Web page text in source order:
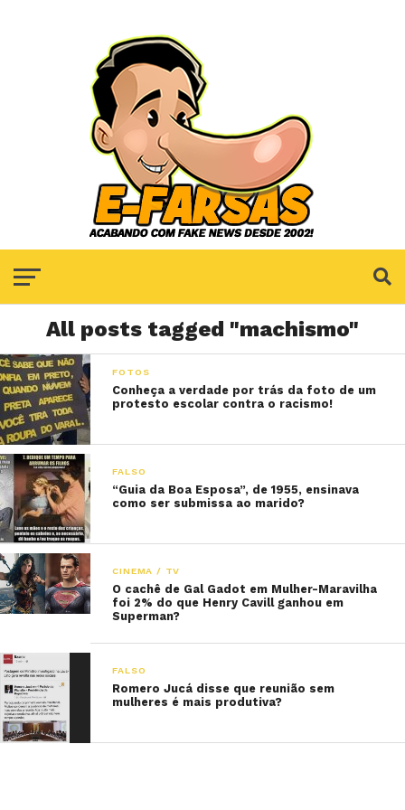
All posts tagged "machismo"
FOTOS
Conheça a verdade por trás da foto de um
protesto escolar contra o racismo!
FALSO
“Guia da Boa Esposa”, de 1955, ensinava
como ser submissa ao marido?
CINEMA / TV
O cachê de Gal Gadot em Mulher-Maravilha
foi 2% do que Henry Cavill ganhou em
Superman?
FALSO
Romero Jucá disse que reunião sem
mulheres é mais produtiva?